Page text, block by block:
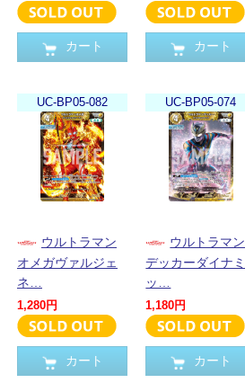
カート カート
UC-BP05-082
ウルトラマン
オメガヴァルジェ
ネ…
1,280円
カート
UC-BP05-074
ウルトラマン
デッカーダイナミ
ッ…
1,180円
カート